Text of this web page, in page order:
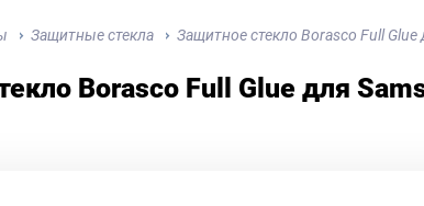
Защитные стекла Защитное стекло Borasco Full
Borasco Full Glue для